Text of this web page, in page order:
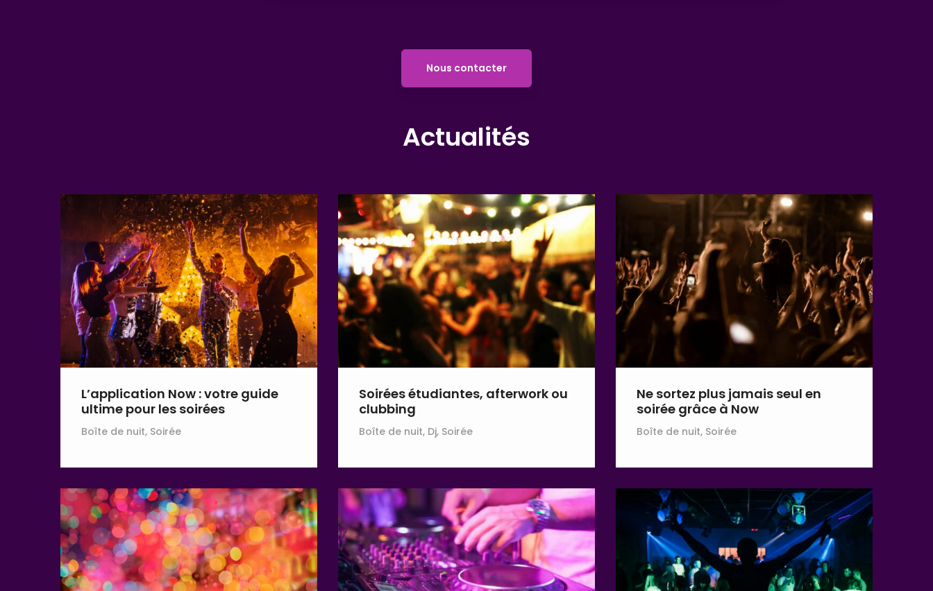
Nous contacter
Actualités
L’application Now : votre guide
ultime pour les soirées
Boîte de nuit, Soirée
Soirées étudiantes, afterwork ou
clubbing
Boîte de nuit, Dj, Soirée
Ne sortez plus jamais seul en
soirée grâce à Now
Boîte de nuit, Soirée